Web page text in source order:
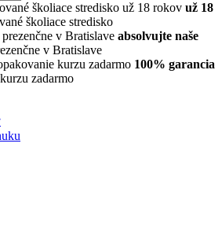
už 18
školiace stredisko
absolvujte naše
v Bratislave
100% garancia
zadarmo